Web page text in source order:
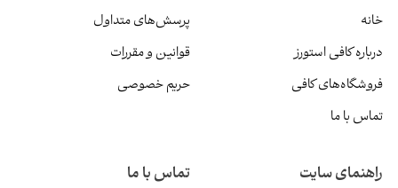
خانه
درباره کافی استورز
فروشگاه‌های کافی
تماس با ما
پرسش‌های متداول
قوانین و مقررات
حریم خصوصی
راهنمای سایت تماس با ما